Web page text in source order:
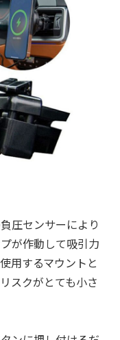
圧センサーにより
が作動して吸引力
用するマウントと
スクがとても小さ